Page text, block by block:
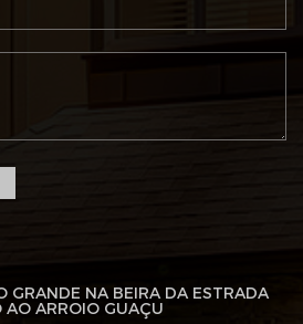
GRANDE NA BEIRA DA ESTRADA
AO ARROIO GUAÇU